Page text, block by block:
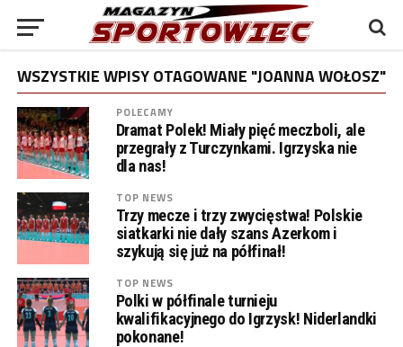
WSZYSTKIE WPISY OTAGOWANE "JOANNA WOŁOSZ"
POLECAMY
Dramat Polek! Miały pięć meczboli, ale
przegrały z Turczynkami. Igrzyska nie
dla nas!
TOP NEWS
Trzy mecze i trzy zwycięstwa! Polskie
siatkarki nie dały szans Azerkom i
szykują się już na półfinał!
TOP NEWS
Polki w półfinale turnieju
kwalifikacyjnego do Igrzysk! Niderlandki
pokonane!